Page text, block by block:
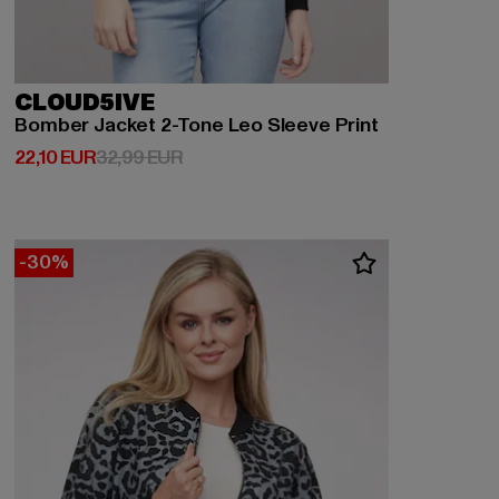
CLOUD5IVE
Bomber Jacket 2-Tone Leo Sleeve Print
22,10 EUR
Derzeitiger Preis: 22,10 EUR
32,99 EURAktionspreis: 32,99 EUR
-30%